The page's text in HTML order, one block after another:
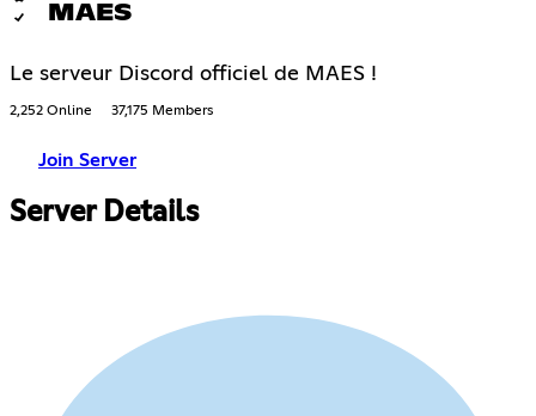
MAES
Le serveur Discord officiel de MAES !
2,252 Online 37,175 Members
Join Server
Server Details